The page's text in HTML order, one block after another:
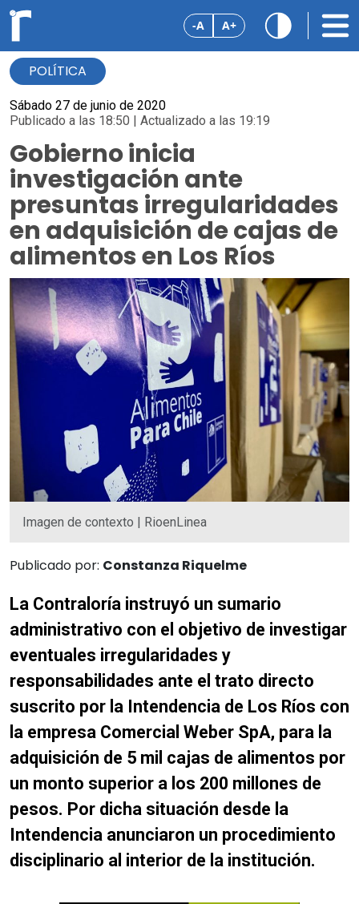
-A A+
POLÍTICA
Sábado 27 de junio de 2020
Publicado a las 18:50 | Actualizado a las 19:19
Gobierno inicia
investigación ante
presuntas irregularidades
en adquisición de cajas de
alimentos en Los Ríos
Imagen de contexto | RioenLinea
Publicado por: Constanza Riquelme
La Contraloría instruyó un sumario
administrativo con el objetivo de investigar
eventuales irregularidades y
responsabilidades ante el trato directo
suscrito por la Intendencia de Los Ríos con
la empresa Comercial Weber SpA, para la
adquisición de 5 mil cajas de alimentos por
un monto superior a los 200 millones de
pesos. Por dicha situación desde la
Intendencia anunciaron un procedimiento
disciplinario al interior de la institución.